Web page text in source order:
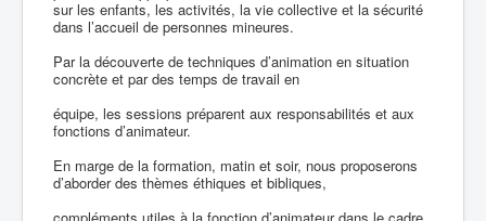
sur les enfants, les activités, la vie collective et la sécurité
dans l’accueil de personnes mineures.
Par la découverte de techniques d’animation en situation
concrète et par des temps de travail en
équipe, les sessions préparent aux responsabilités et aux
fonctions d’animateur.
En marge de la formation, matin et soir, nous proposerons
d’aborder des thèmes éthiques et bibliques,